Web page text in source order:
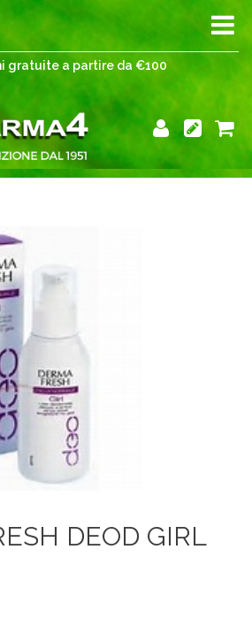
gratuite a partire da €100
gratuite a partire da €100
DEOD GIRL